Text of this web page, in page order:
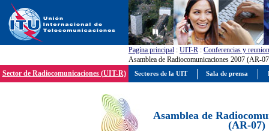
Pagína principal : UIT-R : Conferencias y
Asamblea de Radiocomunicaciones 2007 (AR-
Sector de Radiocomunicaciones (UIT-R)
Asamblea de
(AR-07)
Sectores de la UIT Sala de prensa